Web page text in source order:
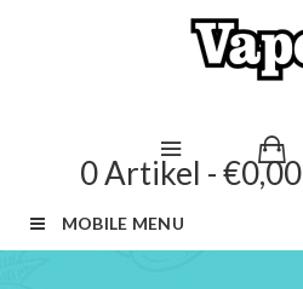
0 Artikel - €0,00
MOBILE MENU